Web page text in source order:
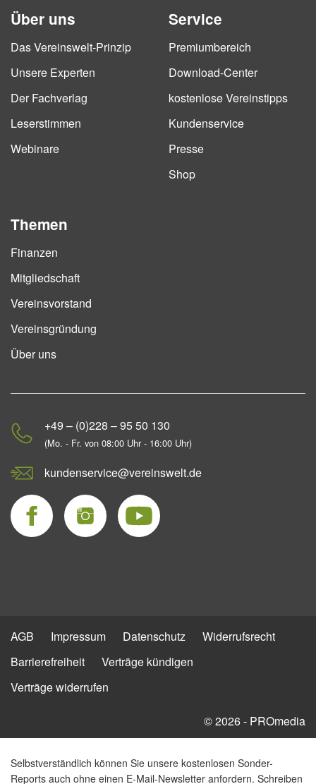
Über uns
Das Vereinswelt-Prinzip
Unsere Experten
Der Fachverlag
Leserstimmen
Webinare
Service
Premiumbereich
Download-Center
kostenlose Vereinstipps
Kundenservice
Presse
Shop
Themen
Finanzen
Mitgliedschaft
Vereinsvorstand
Vereinsgründung
Über uns
+49 – (0)228 – 95 50 130
(Mo. - Fr. von 08:00 Uhr - 16:00 Uhr)
kundenservice@vereinswelt.de
AGB Impressum Datenschutz
Widerrufsrecht
Barrierefreiheit
Verträge kündigen
Verträge widerrufen
© 2026 - PROmedia
Selbstverständlich können Sie unsere kostenlosen Sonder-
Reports auch ohne einen E-Mail-Newsletter anfordern. Schreiben